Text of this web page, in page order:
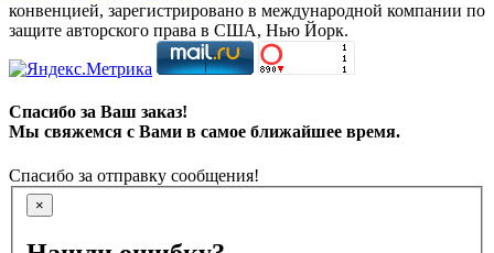
конвенцией, зарегистрировано в международной компании по
защите авторского права в США, Нью Йорк.
Спасибо за Ваш заказ!
Мы свяжемся с Вами в самое ближайшее время.
Спасибо за отправку сообщения!
×